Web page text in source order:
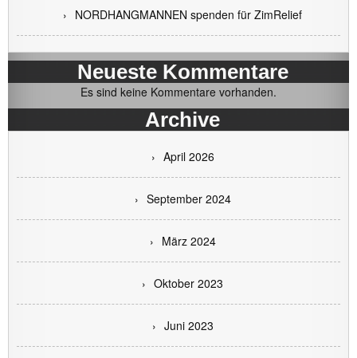
NORDHANGMANNEN spenden für ZimRelief
Neueste Kommentare
Es sind keine Kommentare vorhanden.
Archive
April 2026
September 2024
März 2024
Oktober 2023
Juni 2023